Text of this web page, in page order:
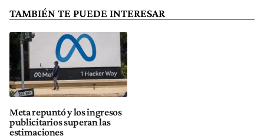
TAMBIÉN TE PUEDE INTERESAR
Meta repuntó y los ingresos
publicitarios superan las
estimaciones